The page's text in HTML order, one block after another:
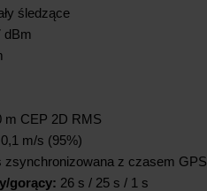
śledzące
dBm
m CEP 2D RMS
0,1 m/s (95%)
zsynchronizowana z czasem GPS
gorący: 26 s / 25 s / 1 s